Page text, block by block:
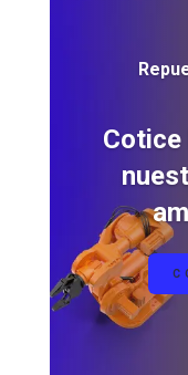
Cotice